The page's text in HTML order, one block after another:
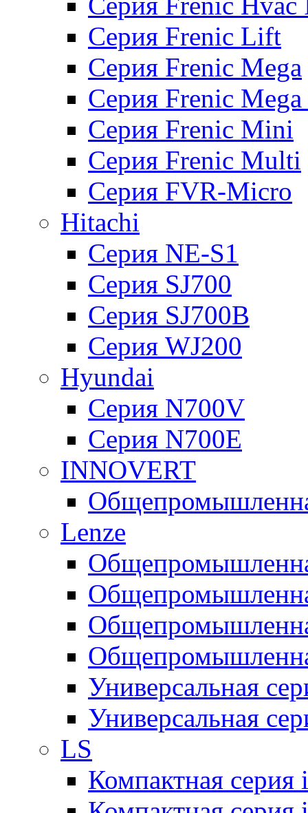
Серия Frenic Lift
Серия Frenic Mega
Серия Frenic Mega
Серия Frenic Mini
Серия Frenic Multi
Серия FVR-Micro
Hitachi
Серия NE-S1
Серия SJ700
Серия SJ700B
Серия WJ200
Hyundai
Серия N700V
Серия N700Е
INNOVERT
Lenze
Универсальная
Универсальная
LS
Компактная серия